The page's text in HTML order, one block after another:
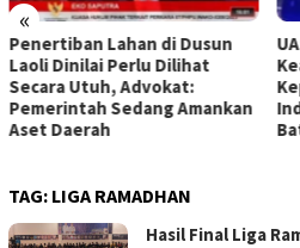
«
Penertiban Lahan di Dusun
Laoli Dinilai Perlu Dilihat
Secara Utuh, Advokat:
Pemerintah Sedang Amankan
Aset Daerah
TAG: LIGA RAMADHAN
Hasil Final Liga